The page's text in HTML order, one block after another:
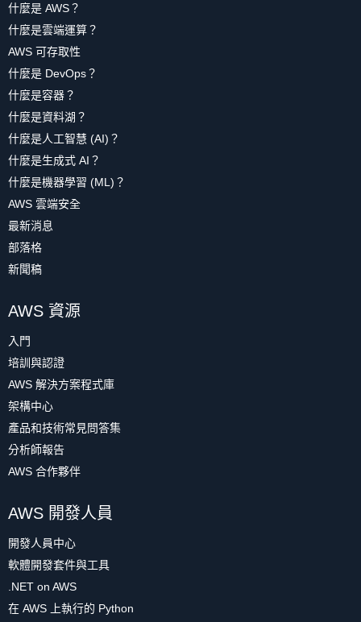
什麼是 AWS？
什麼是雲端運算？
AWS 可存取性
什麼是 DevOps？
什麼是容器？
什麼是資料湖？
什麼是人工智慧 (AI)？
什麼是生成式 AI？
什麼是機器學習 (ML)？
AWS 雲端安全
最新消息
部落格
新聞稿
AWS 資源
入門
培訓與認證
AWS 解決方案程式庫
架構中心
產品和技術常見問答集
分析師報告
AWS 合作夥伴
AWS 開發人員
開發人員中心
軟體開發套件與工具
.NET on AWS
在 AWS 上執行的 Python